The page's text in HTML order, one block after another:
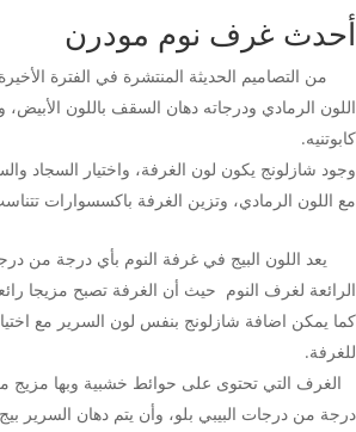
أحدث غرف نوم مودرن
من التصاميم الحديثة المنتشرة في الفترة
اللون الرمادي ودرجاته دهان السقف باللون
كابوتنيه.
وجود شازلونج يكون لون الغرفة، واختيار السجاد
مع اللون الرمادي، وتزين الغرفة باكسسوارات
يعد اللون البيج في غرفة النوم بأي درجة من
الرائعة لغرف النوم حيث أن الغرفة تصبح مزيجا
كما يمكن اضافة شازلونج بنفس لون السرير مع
للغرفة.
الغرف التي تحتوى على حوائط خشبية وبها مزيج
درجة من درجات البيبي بلو، وأن يتم دهان السرير